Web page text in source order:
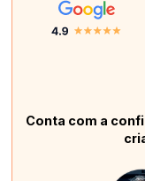
Conta com a